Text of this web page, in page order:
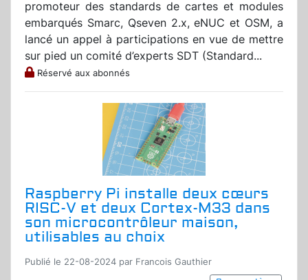
promoteur des standards de cartes et modules
embarqués Smarc, Qseven 2.x, eNUC et OSM, a
lancé un appel à participations en vue de mettre
sur pied un comité d’experts SDT (Standard...
Réservé aux abonnés
Raspberry Pi installe deux cœurs
RISC-V et deux Cortex-M33 dans
son microcontrôleur maison,
utilisables au choix
Publié le 22-08-2024 par Francois Gauthier